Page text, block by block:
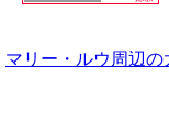
マリー・ルウ周辺の